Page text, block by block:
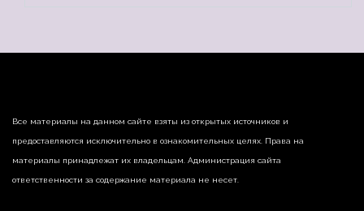
Все материалы на данном сайте взяты из открытых источников и
предоставляются исключительно в ознакомительных целях. Права на
материалы принадлежат их владельцам. Администрация сайта
ответственности за содержание материала не несет.